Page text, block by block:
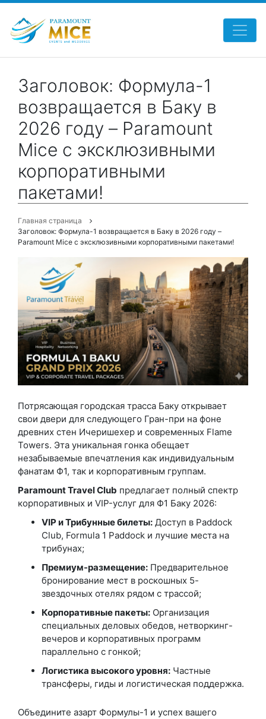
Заголовок: Формула-1
возвращается в Баку в
2026 году – Paramount
Mice с эксклюзивными
корпоративными
пакетами!
Главная страница
Заголовок: Формула-1 возвращается в Баку в 2026 году –
Paramount Mice с эксклюзивными корпоративными пакетами!
Потрясающая городская трасса Баку открывает
свои двери для следующего Гран-при на фоне
древних стен Ичеришехер и современных Flame
Towers. Эта уникальная гонка обещает
незабываемые впечатления как индивидуальным
фанатам Ф1, так и корпоративным группам.
Paramount Travel Club предлагает полный спектр
корпоративных и VIP-услуг для Ф1 Баку 2026:
VIP и Трибунные билеты: Доступ в Paddock
Club, Formula 1 Paddock и лучшие места на
трибунах;
Премиум-размещение: Предварительное
бронирование мест в роскошных 5-
звездочных отелях рядом с трассой;
Корпоративные пакеты: Организация
специальных деловых обедов, нетворкинг-
вечеров и корпоративных программ
параллельно с гонкой;
Логистика высокого уровня: Частные
трансферы, гиды и логистическая поддержка.
Объедините азарт Формулы-1 и успех вашего